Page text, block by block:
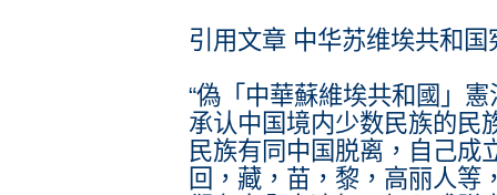
引用文章 中华苏维埃共和国
“偽「中華蘇維埃共和國」
承认中国境内少数民族的民
民族有同中国脱离，自己成
回，藏，苗，黎，高丽人等